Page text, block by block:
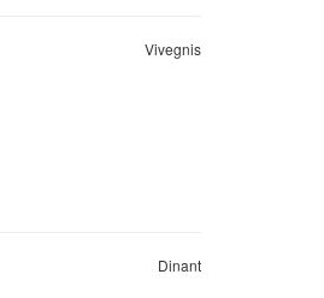
Vivegnis
Dinant